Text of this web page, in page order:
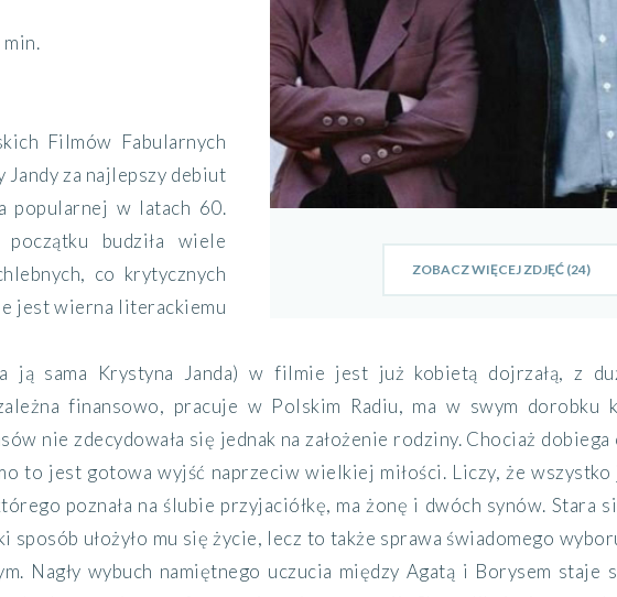
ZOBACZ WIĘCEJ ZDJĘĆ (24)
min.
Filmów Fabularnych
za najlepszy debiut
popularnej w latach 60.
budziła wiele
co krytycznych
jest wierna literackiemu
ją sama Krystyna Janda) w filmie jest już kobietą dojrzałą, z
finansowo, pracuje w Polskim Radiu, ma w swym dorobku
nie zdecydowała się jednak na założenie rodziny. Chociaż
to jest gotowa wyjść naprzeciw wielkiej miłości. Liczy, że wszystko
poznała na ślubie przyjaciółkę, ma żonę i dwóch synów. Stara
sposób ułożyło mu się życie, lecz to także sprawa świadomego
Nagły wybuch namiętnego uczucia między Agatą i Borysem staje